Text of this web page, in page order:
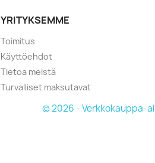
YRITYKSEMME
Toimitus
Käyttöehdot
Tietoa meistä
Turvalliset maksutavat
© 2026 - Verkkokauppa-